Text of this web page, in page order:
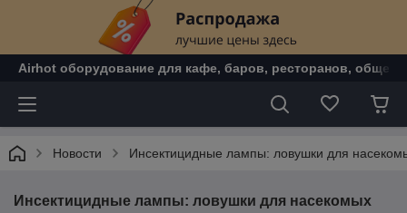
Airhot оборудование для кафе, баров, ресторанов,
Новости Инсектицидные лампы: ловушки для
Инсектицидные лампы: ловушки для насекомых